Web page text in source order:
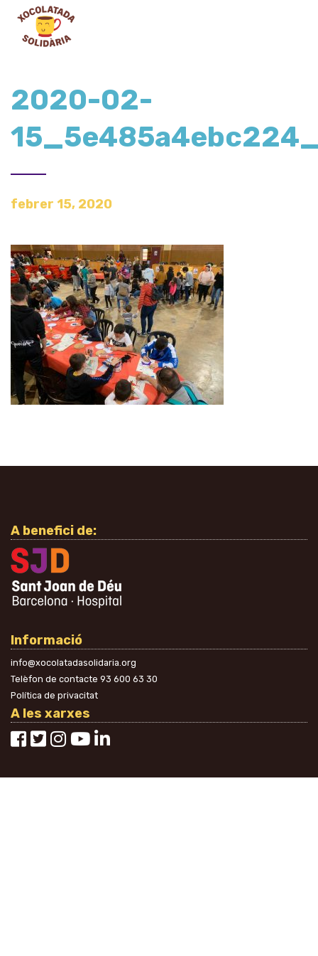
2020-02-
febrer 15, 2020
A benefici de:
Informació
info@xocolatadasolidaria.org
Telèfon de contacte 93 600 63 30
Política de privacitat
A les xarxes